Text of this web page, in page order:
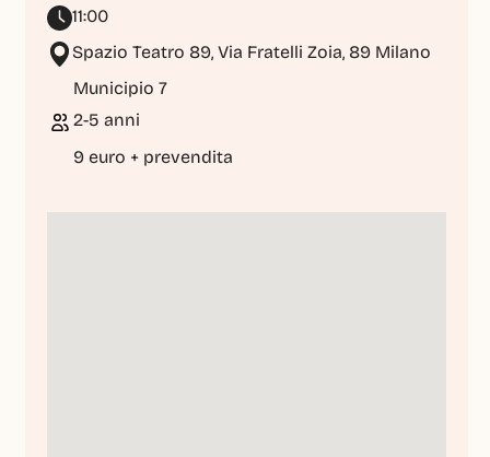
11:00
Spazio Teatro 89, Via Fratelli Zoia, 89 Milano
Municipio 7
2-5 anni
9 euro + prevendita